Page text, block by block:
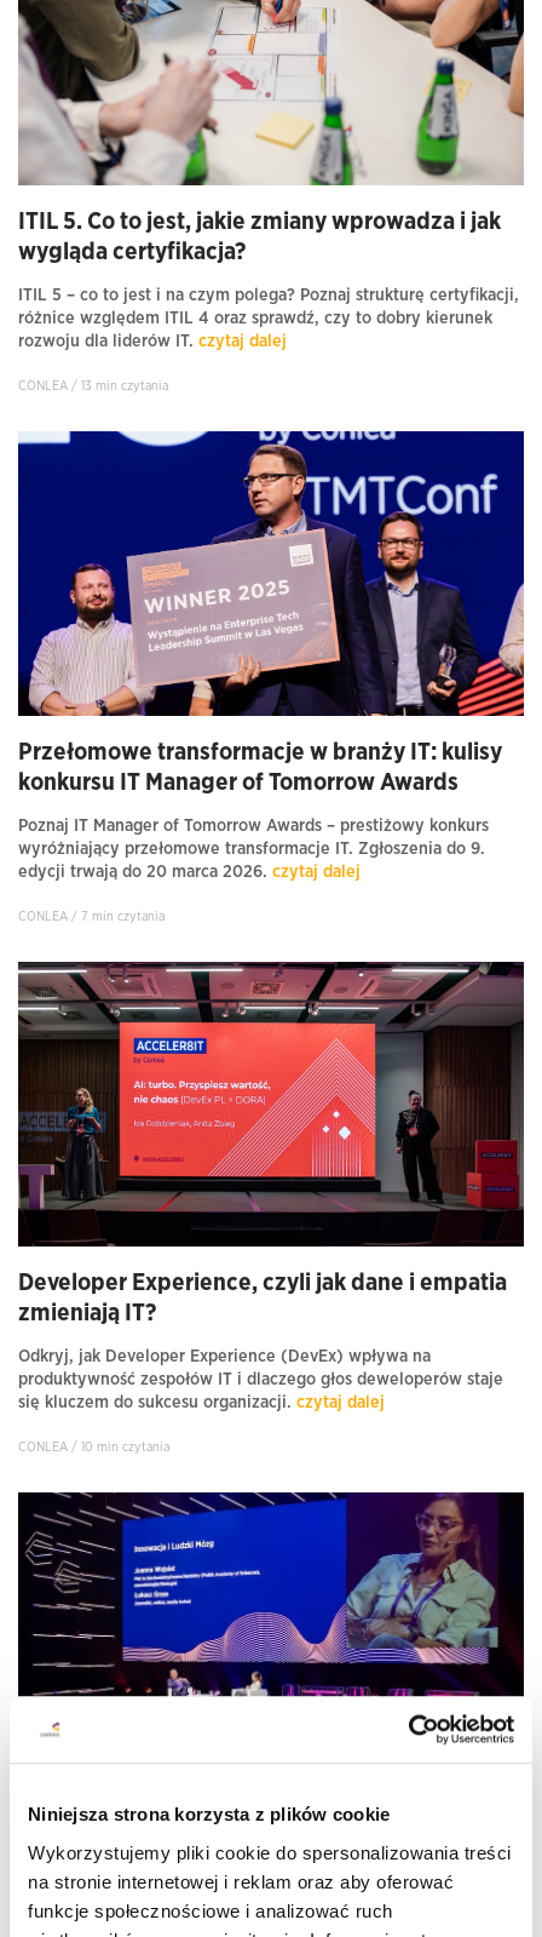
Niniejsza strona korzysta z plików cookie
Wykorzystujemy pliki cookie do spersonalizowania treści
na stronie internetowej i reklam oraz aby oferować
funkcje społecznościowe i analizować ruch
ITIL 5. Co to jest, jakie zmiany wprowadza i jak
wygląda certyfikacja?
ITIL 5 – co to jest i na czym polega? Poznaj strukturę certyfikacji,
różnice względem ITIL 4 oraz sprawdź, czy to dobry kierunek
rozwoju dla liderów IT. czytaj dalej
CONLEA / 13 min czytania
Przełomowe transformacje w branży IT: kulisy
konkursu IT Manager of Tomorrow Awards
Poznaj IT Manager of Tomorrow Awards – prestiżowy konkurs
wyróżniający przełomowe transformacje IT. Zgłoszenia do 9.
edycji trwają do 20 marca 2026. czytaj dalej
CONLEA / 7 min czytania
Developer Experience, czyli jak dane i empatia
zmieniają IT?
Odkryj, jak Developer Experience (DevEx) wpływa na
produktywność zespołów IT i dlaczego głos deweloperów staje
się kluczem do sukcesu organizacji. czytaj dalej
CONLEA / 10 min czytania
Joanna Wojsiat: Jak dbać o mózg w erze stresu?
Joanna Wojsiat, neurobiolożka opowiada jak styl życia, sen i ruch
wpływają na odporność emocjonalną i zdrowie mózgu liderów IT.
Przeczytaj wpis.
czytaj dalej